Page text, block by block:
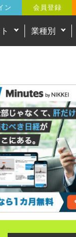
ン 会員登録
業種別